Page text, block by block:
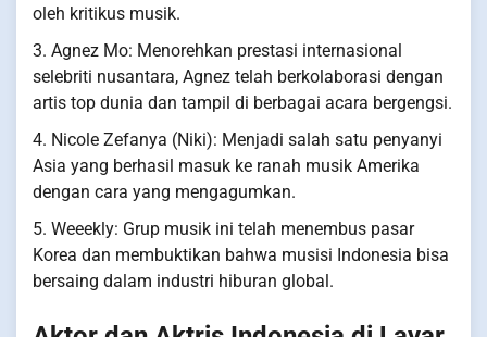
oleh kritikus musik.
3. Agnez Mo: Menorehkan prestasi internasional
selebriti nusantara, Agnez telah berkolaborasi dengan
artis top dunia dan tampil di berbagai acara bergengsi.
4. Nicole Zefanya (Niki): Menjadi salah satu penyanyi
Asia yang berhasil masuk ke ranah musik Amerika
dengan cara yang mengagumkan.
5. Weeekly: Grup musik ini telah menembus pasar
Korea dan membuktikan bahwa musisi Indonesia bisa
bersaing dalam industri hiburan global.